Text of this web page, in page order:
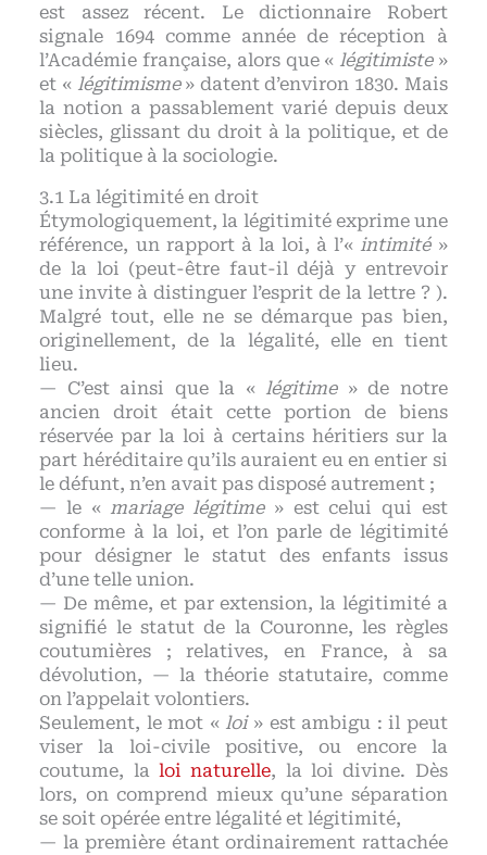
est assez récent. Le dictionnaire Robert
signale 1694 comme année de réception à
l’Académie française, alors que « légitimiste»
et « légitimisme» datent d’environ 1830. Mais
la notion a passablement varié depuis deux
siècles, glissant du droit à la politique, et de
la politique à la sociologie.
La légitimité en droit
Étymologiquement, la légitimité exprime une
référence, un rapport à la loi, à l’« intimité»
de la loi (peut-être faut-il déjà y entrevoir
une invite à distinguer l’esprit de la lettre ? ).
Malgré tout, elle ne se démarque pas bien,
originellement, de la légalité, elle en tient
lieu.
— C’est ainsi que la « légitime» de notre
ancien droit était cette portion de biens
réservée par la loi à certains héritiers sur la
part héréditaire qu’ils auraient eu en entier si
le défunt, n’en avait pas disposé autrement ;
— le « mariage légitime» est celui qui est
conforme à la loi, et l’on parle de légitimité
pour désigner le statut des enfants issus
d’une telle union.
— De même, et par extension, la légitimité a
signifié le statut de la Couronne, les règles
coutumières ; relatives, en France, à sa
dévolution, — la théorie statutaire, comme
on l’appelait volontiers.
Seulement, le mot « loi» est ambigu : il peut
viser la loi-civile positive, ou encore la
coutume, laloi naturelle, la loi divine. Dès
lors, on comprend mieux qu’une séparation
se soit opérée entre légalité et légitimité,
— la première étant ordinairement rattachée